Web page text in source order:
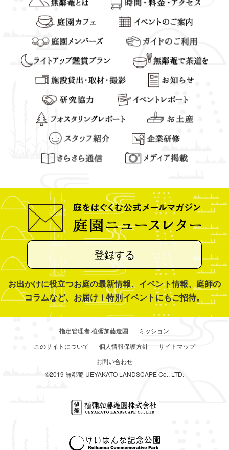
登録する
お出かけに役立つお庭の最新情報、イベント情報、庭師の
コラムなど、お届け！特別イベントにもご招待。
指定管理者 植彌加藤造園
ミッション
このサイトについて
個人情報保護方針
サイトマップ
お問い合わせ
©2019 無鄰菴 UEYAKATO LANDSCAPE Co., LTD.